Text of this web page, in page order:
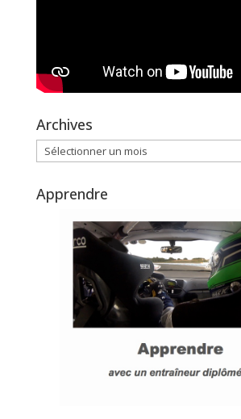
Archives
Archives
Apprendre